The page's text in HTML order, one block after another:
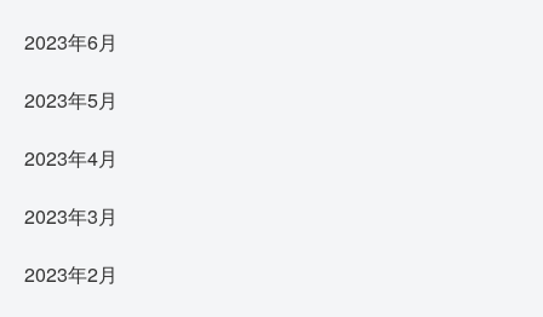
2023年6月
2023年5月
2023年4月
2023年3月
2023年2月